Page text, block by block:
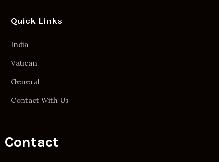
Quick Links
India
Vatican
General
Contact With Us
Contact